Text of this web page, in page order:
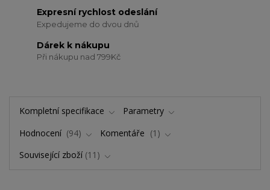
Expresní rychlost odeslání
Expedujeme do dvou dnů
Dárek k nákupu
Při nákupu nad 799Kč
Kompletní specifikace
Parametry
Hodnocení
94 Komentáře
1
Související zboží 11